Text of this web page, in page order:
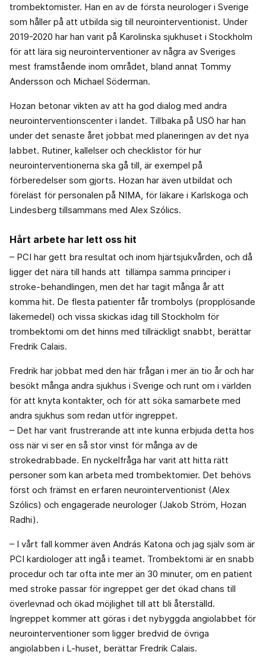
trombektomister. Han en av de första neurologer i Sverige
som håller på att utbilda sig till neurointerventionist. Under
2019-2020 har han varit på Karolinska sjukhuset i Stockholm
för att lära sig neurointerventioner av några av Sveriges
mest framstående inom området, bland annat Tommy
Andersson och Michael Söderman.
Hozan betonar vikten av att ha god dialog med andra
neurointerventionscenter i landet. Tillbaka på USÖ har han
under det senaste året jobbat med planeringen av det nya
labbet. Rutiner, kallelser och checklistor för hur
neurointerventionerna ska gå till, är exempel på
förberedelser som gjorts. Hozan har även utbildat och
föreläst för personalen på NIMA, för läkare i Karlskoga och
Lindesberg tillsammans med Alex Szólics.
Hårt arbete har lett oss hit
– PCI har gett bra resultat och inom hjärtsjukvården, och då
ligger det nära till hands att tillämpa samma principer i
stroke-behandlingen, men det har tagit många år att
komma hit. De flesta patienter får trombolys (propplösande
läkemedel) och vissa skickas idag till Stockholm för
trombektomi om det hinns med tillräckligt snabbt, berättar
Fredrik Calais.
Fredrik har jobbat med den här frågan i mer än tio år och har
besökt många andra sjukhus i Sverige och runt om i världen
för att knyta kontakter, och för att söka samarbete med
andra sjukhus som redan utför ingreppet.
– Det har varit frustrerande att inte kunna erbjuda detta hos
oss när vi ser en så stor vinst för många av de
strokedrabbade. En nyckelfråga har varit att hitta rätt
personer som kan arbeta med trombektomier. Det behövs
först och främst en erfaren neurointerventionist (Alex
Szólics) och engagerade neurologer (Jakob Ström, Hozan
Radhi).
– I vårt fall kommer även András Katona och jag själv som är
PCI kardiologer att ingå i teamet. Trombektomi är en snabb
procedur och tar ofta inte mer än 30 minuter, om en patient
med stroke passar för ingreppet ger det ökad chans till
överlevnad och ökad möjlighet till att bli återställd.
Ingreppet kommer att göras i det nybyggda angiolabbet för
neurointerventioner som ligger bredvid de övriga
angiolabben i L-huset, berättar Fredrik Calais.